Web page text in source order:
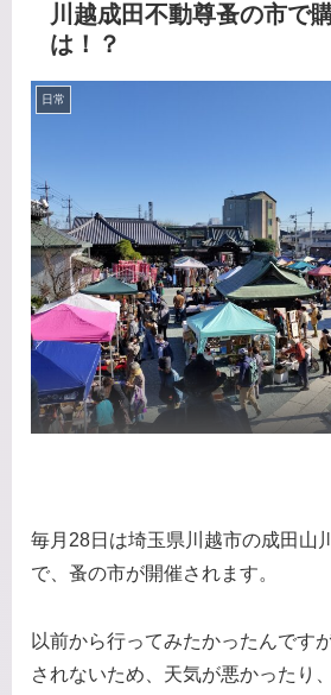
川越成田不動尊蚤の市で
は！？
日常
毎月28日は埼玉県川越市の成田山
で、蚤の市が開催されます。
以前から行ってみたかったんです
されないため、天気が悪かったり